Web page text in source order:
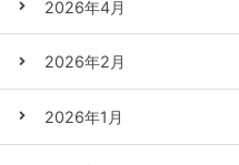
2026年4月
2026年2月
2026年1月